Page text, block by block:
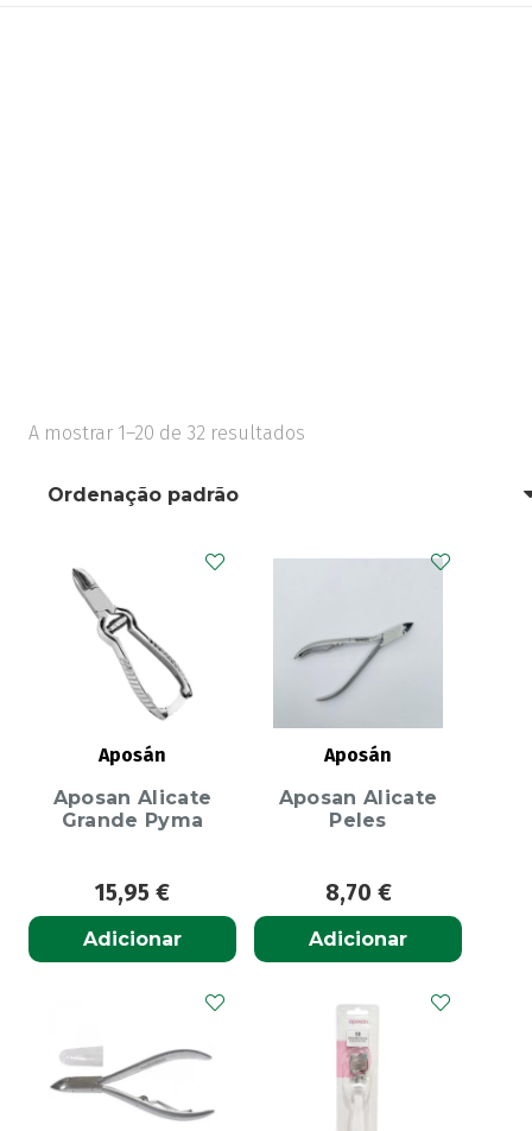
A mostrar 1–20 de 32 resultados
Aposán
Aposan Alicate
Grande Pyma
15,95 €
Adicionar
Aposán
Aposan Alicate
Peles
8,70 €
Adicionar